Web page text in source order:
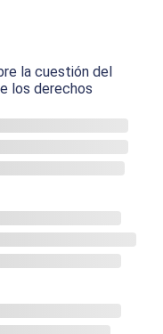
la cuestión del
los derechos